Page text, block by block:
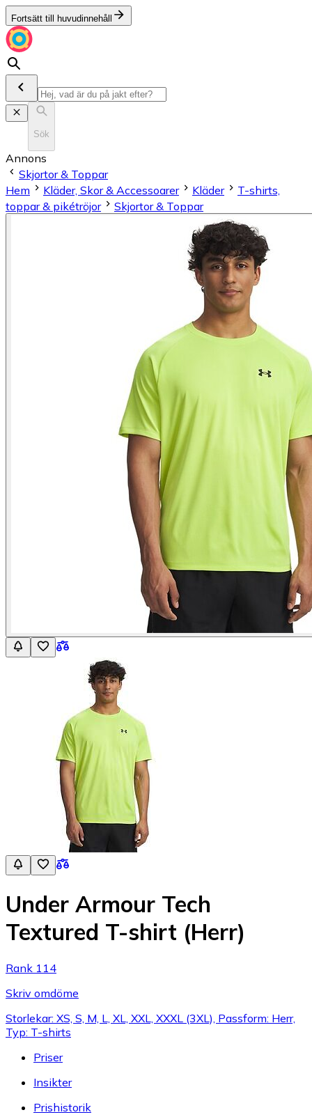
Fortsätt till huvudinnehåll
Sök
Annons
Skjortor & Toppar
Hem
Kläder, Skor & Accessoarer Kläder
T-shirts,
toppar & pikétröjor
Skjortor & Toppar
Under Armour Tech
Textured T-shirt (Herr)
Rank 114
Skriv omdöme
Storlekar: XS, S, M, L, XL, XXL, XXXL (3XL), Passform: Herr,
Typ: T-shirts
Priser
Insikter
Prishistorik